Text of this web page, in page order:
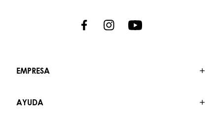
EMPRESA
AYUDA